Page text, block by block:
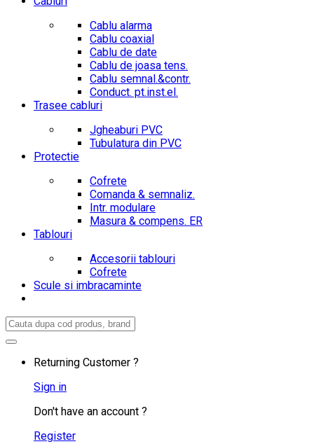
Cablu alarma
Cablu coaxial
Cablu de date
Cablu de joasa tens.
Cablu semnal.&contr.
Conduct. pt.inst.el.
Trasee cabluri
Jgheaburi PVC
Tubulatura din PVC
Protectie
Cofrete
Comanda & semnaliz.
Intr. modulare
Masura & compens. ER
Tablouri
Accesorii tablouri
Cofrete
Scule si imbracaminte
Search
Returning Customer ?
Sign in
Don't have an account ?
Register